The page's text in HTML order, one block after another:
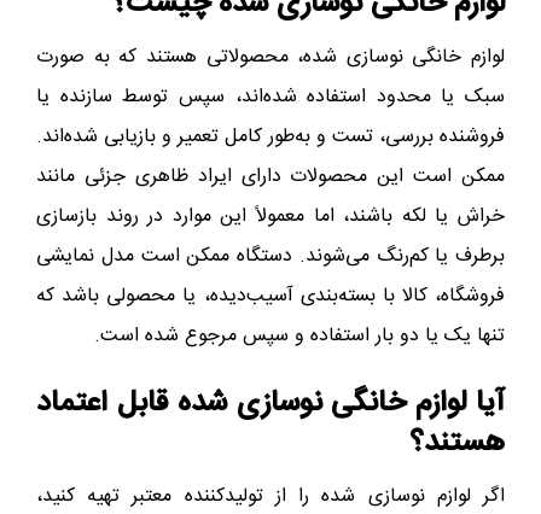
لوازم خانگی نوسازی شده، محصولاتی هستند که به صورت
سبک یا محدود استفاده شده‌اند، سپس توسط سازنده یا
فروشندهبررسی، تست و به‌طور کامل تعمیر و بازیابی شده‌اند.
ممکن است این محصولات دارای ایراد ظاهری جزئی مانند
خراش یا لکه باشند، اما معمولاً این موارد در روند بازسازی
برطرف یا کم‌رنگ می‌شوند. دستگاه ممکن است مدل نمایشی
فروشگاه، کالا با بسته‌بندی آسیب‌دیده، یا محصولی باشد که
تنها یک یا دو بار استفاده و سپس مرجوع شده است.
آیا لوازم خانگی نوسازی شده قابل اعتماد
هستند؟
اگر لوازم نوسازی شده را از تولیدکننده معتبر تهیه کنید،